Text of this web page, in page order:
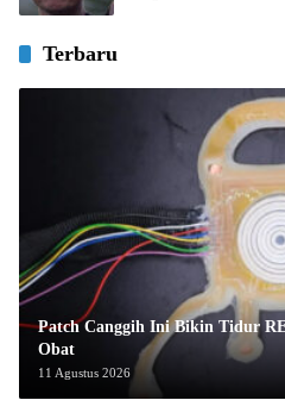
Terbaru
Patch Canggih Ini Bikin Tidur
Obat
11 Agustus 2026